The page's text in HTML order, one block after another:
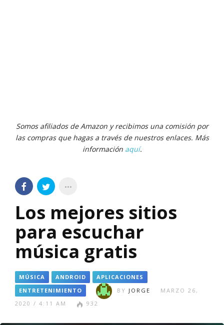
Somos afiliados de Amazon y recibimos una comisión por
las compras que hagas a través de nuestros enlaces. Más
información aquí.
Los mejores sitios
para escuchar
música gratis
MÚSICA ANDROID
APLICACIONES
ENTRETENIMIENTO
BY JORGE
MARZO 26,
2020 / 4:11 AM
932